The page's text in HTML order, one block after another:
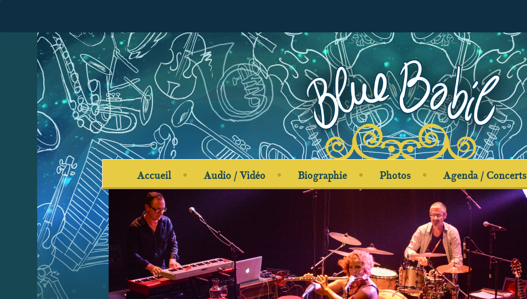
Accueil Audio / Vidéo Biographie Photos Agenda / Concerts